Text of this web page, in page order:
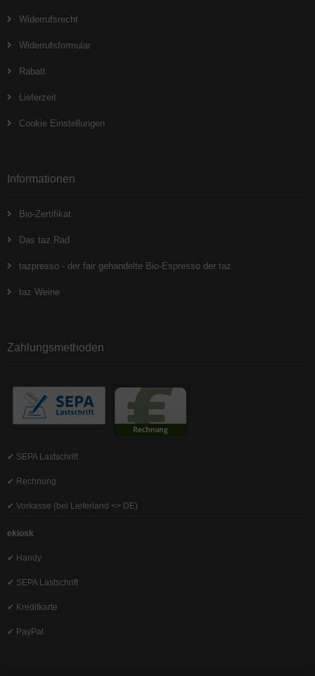
Widerrufsrecht
Widerrufsformular
Rabatt
Lieferzeit
Cookie Einstellungen
Informationen
Bio-Zertifikat
Das taz Rad
tazpresso - der fair gehandelte Bio-Espresso der taz
taz Weine
Zahlungsmethoden
✔ SEPA Lastschrift
✔ Rechnung
✔ Vorkasse (bei Lieferland <> DE)
ekiosk
✔ Handy
✔ SEPA Lastschrift
✔ Kreditkarte
✔ PayPal